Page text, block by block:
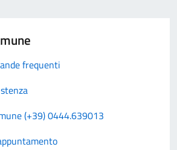
frequenti
(+39) 0444.639013